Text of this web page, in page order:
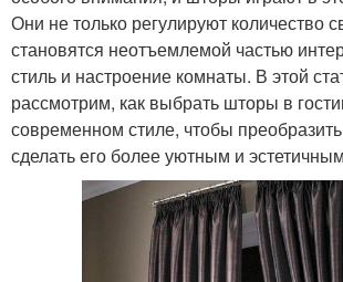
Они не только регулируют количество
становятся неотъемлемой частью
стиль и настроение комнаты. В этой
рассмотрим, как выбрать шторы в
современном стиле, чтобы
сделать его более уютным и